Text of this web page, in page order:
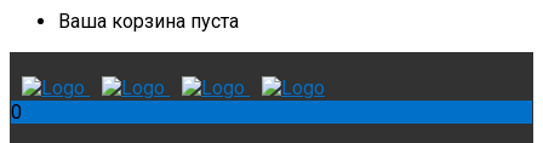
Ваша корзина пуста
0